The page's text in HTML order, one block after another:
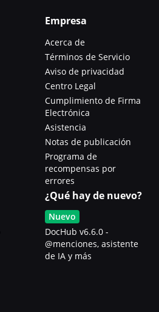
Empresa
Acerca de
Términos de Servicio
Aviso de privacidad
Centro Legal
Cumplimiento de Firma
Electrónica
Asistencia
Notas de publicación
Programa de
recompensas por
errores
¿Qué hay de nuevo?
Nuevo
DocHub v6.6.0 -
@menciones, asistente
de IA y más